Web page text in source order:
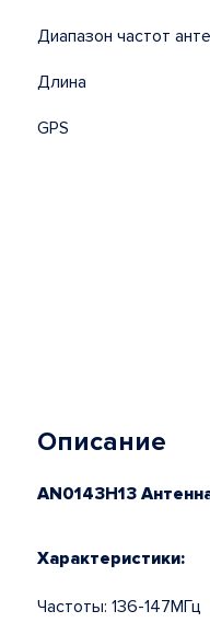
Диапазон частот
Длина
GPS
Описание
AN0143H13
Характеристики:
Частоты: 136-147МГц